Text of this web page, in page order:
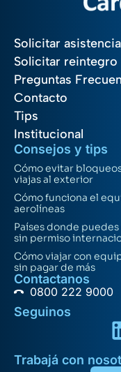
Solicitar asistencia
Solicitar reintegro
Preguntas
Contacto
Tips
Institucional
Consejos y tips
Cómo evitar
viajas al exterior
Cómo funciona el
aerolíneas
Países donde
sin permiso
Cómo viajar con
sin pagar de más
Contactanos
0800 222 9000
Seguinos
Trabajá con